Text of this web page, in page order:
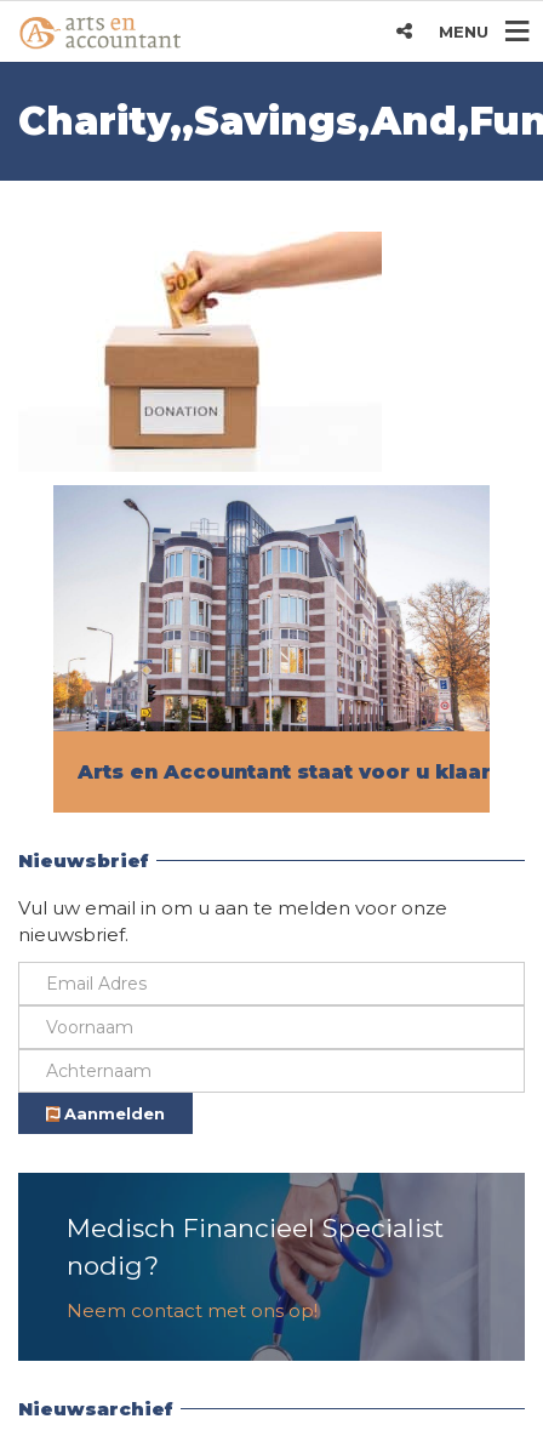
MENU
Arts en Accountant staat voor u klaar!
Nieuwsbrief
Vul uw email in om u aan te melden voor onze
nieuwsbrief.
Aanmelden
Medisch Financieel Specialist
nodig?
Neem contact met ons op!
Nieuwsarchief